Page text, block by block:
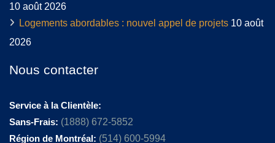
10 août 2026
Logements abordables : nouvel appel de projets 10 août
2026
Nous contacter
Service à la Clientèle:
Sans-Frais: (1888) 672-5852
Région de Montréal: (514) 600-5994